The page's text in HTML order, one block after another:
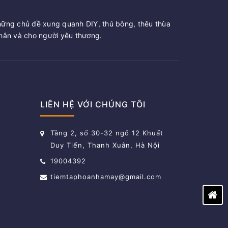
chủ đề xung quanh DIY, thú bông, thêu thùa
và cho người yêu thương.
LIÊN HỆ VỚI CHÚNG TÔI
Tầng 2, số 30-32 ngõ 12 Khuất
Duy Tiến, Thanh Xuân, Hà Nội
19004392
tiemtaphoanhamay@gmail.com